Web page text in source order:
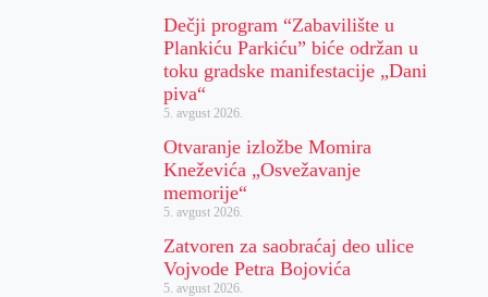
Dečji program “Zabavilište u
Plankiću Parkiću” biće održan u
toku gradske manifestacije „Dani
piva“
5. avgust 2026.
Otvaranje izložbe Momira
Kneževića „Osvežavanje
memorije“
5. avgust 2026.
Zatvoren za saobraćaj deo ulice
Vojvode Petra Bojovića
5. avgust 2026.